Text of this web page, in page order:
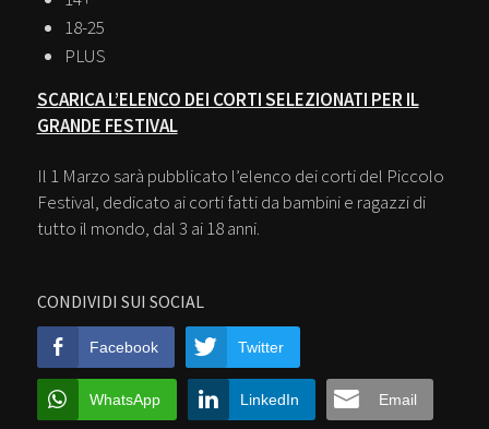
18-25
PLUS
SCARICA L’ELENCO DEI CORTI SELEZIONATI PER IL
GRANDE FESTIVAL
Il 1 Marzo sarà pubblicato l’elenco dei corti del Piccolo
Festival, dedicato ai corti fatti da bambini e ragazzi di
tutto il mondo, dal 3 ai 18 anni.
CONDIVIDI SUI SOCIAL
Facebook Twitter
WhatsApp LinkedIn Email